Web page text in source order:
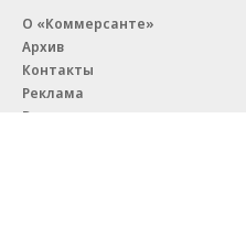
О «Коммерсанте»
Архив
Контакты
Реклама
Вакансии